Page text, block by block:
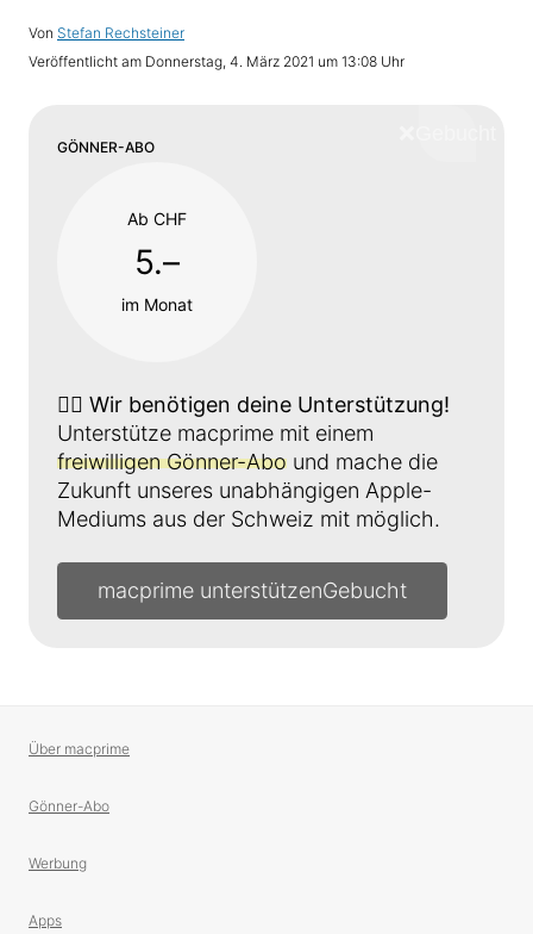
Von Stefan Rechsteiner
Veröffentlicht am Donnerstag, 4. März 2021 um 13:08 Uhr
GÖNNER-ABO
Ab CHF
5.–
im Monat
👉🏼 Wir benötigen deine Unterstützung!
Unterstütze macprime mit einem
freiwilligen Gönner-Abo und mache die
Zukunft unseres unabhängigen Apple-
Mediums aus der Schweiz mit möglich.
macprime unterstützen
Über macprime
Gönner-Abo
Werbung
Apps